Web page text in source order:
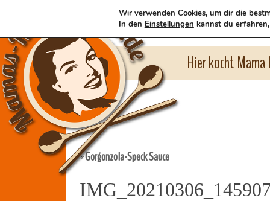
Hier kocht
«Gorgonzola-Speck Sauce
Wir verwenden Cookies, um dir die
In den Einstellungen kannst du